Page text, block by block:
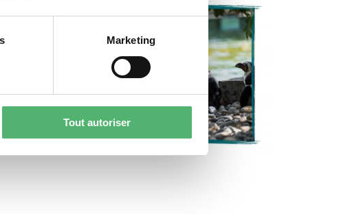
Marketing
Tout autoriser